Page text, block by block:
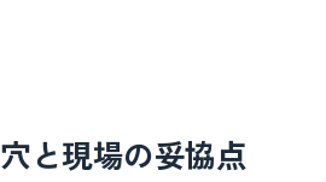
と現場の妥協点